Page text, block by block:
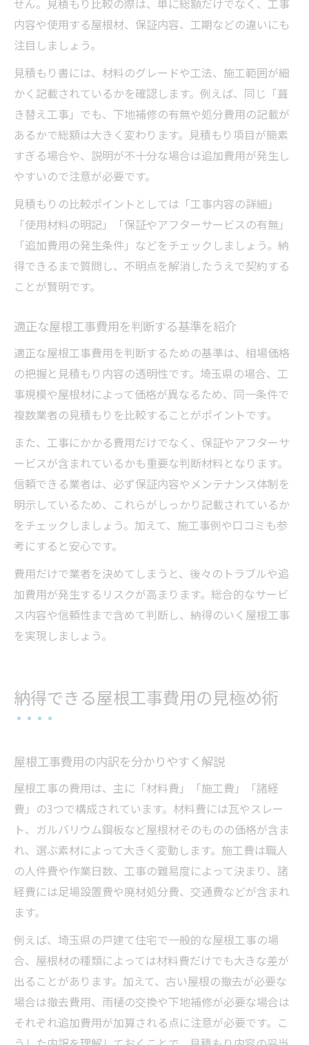
せん。見積もり比較の際は、単に総額だけでなく、工事
内容や使用する屋根材、保証内容、工期などの違いにも
注目しましょう。
見積もり書には、材料のグレードや工法、施工範囲が細
かく記載されているかを確認します。例えば、同じ「葺
き替え工事」でも、下地補修の有無や処分費用の記載が
あるかで総額は大きく変わります。見積もり項目が簡素
すぎる場合や、説明が不十分な場合は追加費用が発生し
やすいので注意が必要です。
見積もりの比較ポイントとしては「工事内容の詳細」
「使用材料の明記」「保証やアフターサービスの有無」
「追加費用の発生条件」などをチェックしましょう。納
得できるまで質問し、不明点を解消したうえで契約する
ことが賢明です。
適正な屋根工事費用を判断する基準を紹介
適正な屋根工事費用を判断するための基準は、相場価格
の把握と見積もり内容の透明性です。埼玉県の場合、工
事規模や屋根材によって価格が異なるため、同一条件で
複数業者の見積もりを比較することがポイントです。
また、工事にかかる費用だけでなく、保証やアフターサ
ービスが含まれているかも重要な判断材料となります。
信頼できる業者は、必ず保証内容やメンテナンス体制を
明示しているため、これらがしっかり記載されているか
をチェックしましょう。加えて、施工事例や口コミも参
考にすると安心です。
費用だけで業者を決めてしまうと、後々のトラブルや追
加費用が発生するリスクが高まります。総合的なサービ
ス内容や信頼性まで含めて判断し、納得のいく屋根工事
を実現しましょう。
納得できる屋根工事費用の見極め術
屋根工事費用の内訳を分かりやすく解説
屋根工事の費用は、主に「材料費」「施工費」「諸経
費」の3つで構成されています。材料費には瓦やスレー
ト、ガルバリウム鋼板など屋根材そのものの価格が含ま
れ、選ぶ素材によって大きく変動します。施工費は職人
の人件費や作業日数、工事の難易度によって決まり、諸
経費には足場設置費や廃材処分費、交通費などが含まれ
ます。
例えば、埼玉県の戸建て住宅で一般的な屋根工事の場
合、屋根材の種類によっては材料費だけでも大きな差が
出ることがあります。加えて、古い屋根の撤去が必要な
場合は撤去費用、雨樋の交換や下地補修が必要な場合は
それぞれ追加費用が加算される点に注意が必要です。こ